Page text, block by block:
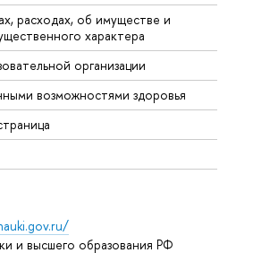
расходах, об имуществе и
характера
организации
возможностями здоровья
и высшего образования РФ